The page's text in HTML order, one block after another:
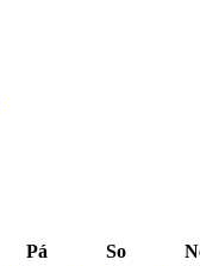
Pá So